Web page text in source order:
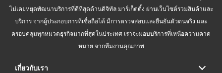
ไม่เคยหยุดพัฒนาบริการที่ดีที่สุดด้านดิจิทัล มาร์เก็ตติ้ง ผ่านเว็บไซต์รวมสินค้าและ
บริการ จากผู้ประกอบการที่เชื่อถือได้ มีการตรวจสอบและยืนยันตัวตนจริง และ
ครอบคลุมทุกหมวดธุรกิจมากที่สุดในประเทศ เราจะมอบบริการที่เหนือความคาด
หมาย จากทีมงานคุณภาพ
เกี่ยวกับเรา